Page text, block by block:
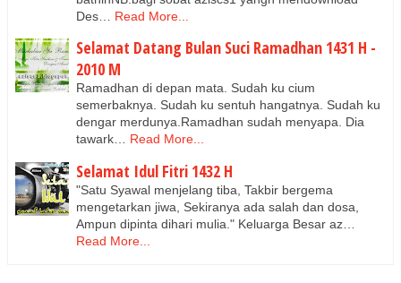
Des…
Read More...
Selamat Datang Bulan Suci Ramadhan 1431 H -
2010 M
Ramadhan di depan mata. Sudah ku cium
semerbaknya. Sudah ku sentuh hangatnya. Sudah ku
dengar merdunya.Ramadhan sudah menyapa. Dia
tawark…
Read More...
Selamat Idul Fitri 1432 H
"Satu Syawal menjelang tiba, Takbir bergema
mengetarkan jiwa, Sekiranya ada salah dan dosa,
Ampun dipinta dihari mulia." Keluarga Besar az…
Read More...